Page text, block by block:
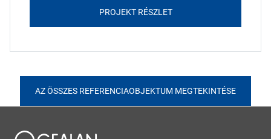
PROJEKT RÉSZLET
AZ ÖSSZES REFERENCIAOBJEKTUM MEGTEKINTÉSE